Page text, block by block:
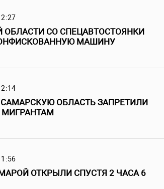
ОБЛАСТИ СО СПЕЦАВТОСТОЯНКИ
МАШИНУ
ОБЛАСТЬ ЗАПРЕТИЛИ
МИГРАНТАМ
ОТКРЫЛИ СПУСТЯ 2 ЧАСА 6